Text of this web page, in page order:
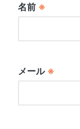
名前 ※
メール ※